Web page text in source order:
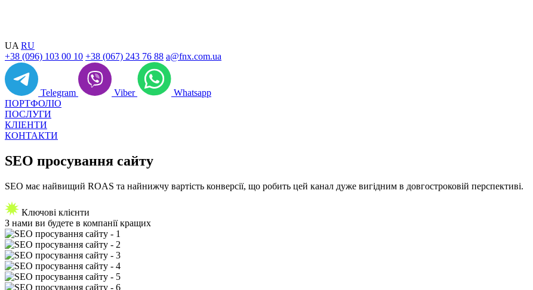
UA RU
+38 (096) 103 00 10 +38 (067) 243 76 88 a@fnx.com.ua
Telegram Viber
Whatsapp
ПОРТФОЛІО
ПОСЛУГИ
КЛІЕНТИ
КОНТАКТИ
SEO просування сайту
SEO має найвищий ROAS та найнижчу вартість конверсії, що робить цей канал дуже вигідним в довгостроковій перспективі.
Ключові клієнти
З нами ви будете в компанії кращих